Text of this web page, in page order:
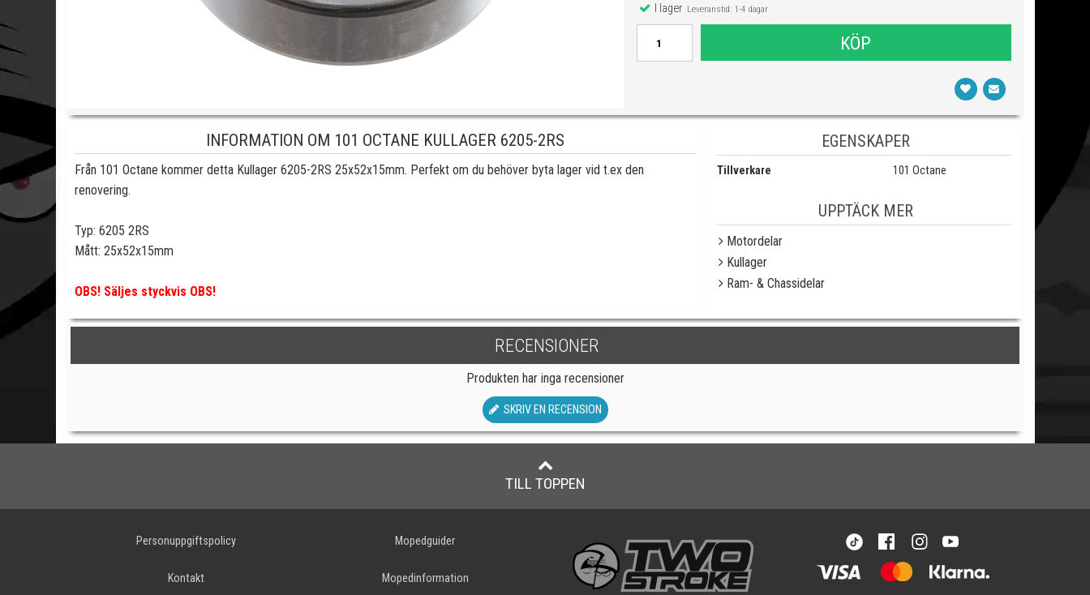
I lagerLeveranstid: 1-4 dagar
KÖP
INFORMATION OM 101 OCTANE KULLAGER 6205-2RS
Från 101 Octane kommer detta Kullager 6205-2RS 25x52x15mm. Perfekt om du behöver byta lager vid t.ex den
renovering.
Typ: 6205 2RS
Mått: 25x52x15mm
OBS! Säljes styckvis OBS!
EGENSKAPER
Tillverkare 101 Octane
UPPTÄCK MER
Motordelar
Kullager
Ram- & Chassidelar
RECENSIONER
Produkten har inga recensioner
SKRIV EN RECENSION
TILL TOPPEN
Personuppgiftspolicy
Kontakt
Mopedguider
Mopedinformation